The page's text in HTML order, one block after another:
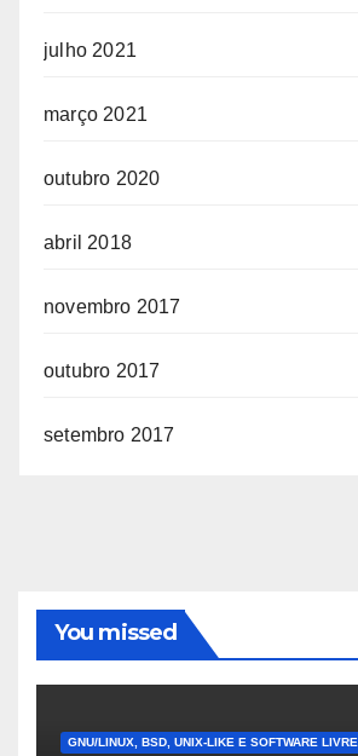
julho 2021
março 2021
outubro 2020
abril 2018
novembro 2017
outubro 2017
setembro 2017
You missed
GNU/LINUX, BSD, UNIX-LIKE E SOFTWARE LIVRE